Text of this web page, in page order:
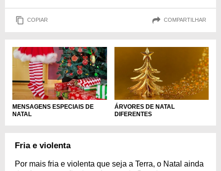
COPIAR COMPARTILHAR
MENSAGENS ESPECIAIS DE
NATAL
ÁRVORES DE NATAL
DIFERENTES
Fria e violenta
Por mais fria e violenta que seja a Terra, o Natal ainda